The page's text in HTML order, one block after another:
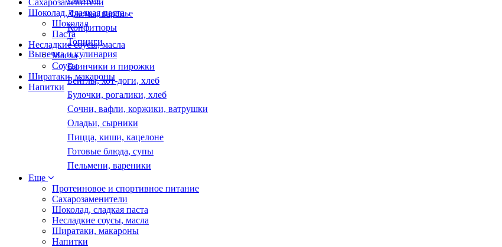
Сахарозаменители
Шоколад, сладкая паста
Шоколад
Паста
Несладкие соусы, масла
Масла
Соусы
Ширатаки, макароны
Напитки
Джемы, варенье
Конфитюры
Топинги
Выпечка и кулинария
Блинчики и пирожки
Бейглы, хот-доги, хлеб
Булочки, рогалики, хлеб
Сочни, вафли, коржики, ватрушки
Оладьи, сырники
Пицца, киши, кацелоне
Готовые блюда, супы
Пельмени, вареники
Еще
Протеиновое и спортивное питание
Сахарозаменители
Шоколад, сладкая паста
Несладкие соусы, масла
Ширатаки, макароны
Напитки